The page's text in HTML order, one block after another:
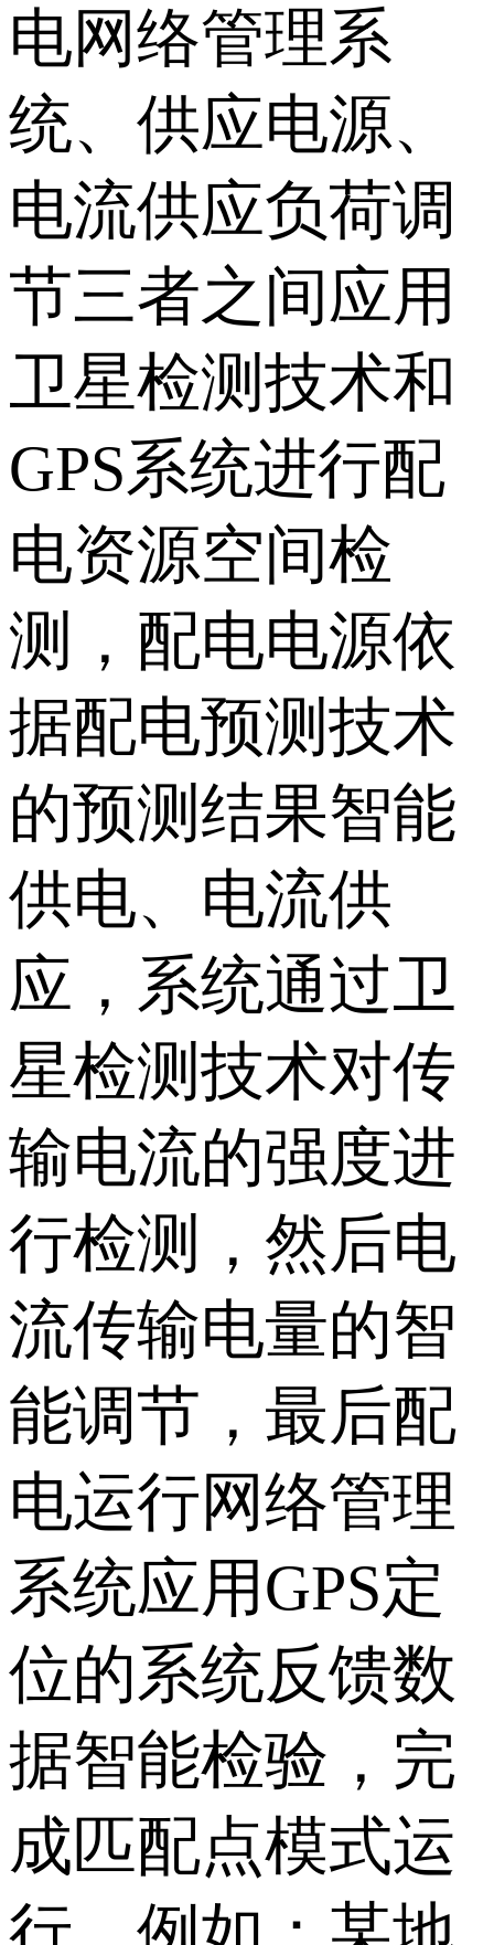
电网络管理系
统、供应电源、
电流供应负荷调
节三者之间应用
卫星检测技术和
GPS系统进行配
电资源空间检
测，配电电源依
据配电预测技术
的预测结果智能
供电、电流供
应，系统通过卫
星检测技术对传
输电流的强度进
行检测，然后电
流传输电量的智
能调节，最后配
电运行网络管理
系统应用GPS定
位的系统反馈数
据智能检验，完
成匹配点模式运